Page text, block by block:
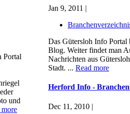
Portal
und
more
Jan 9, 2011 |
Das Gütersloh Info Portal
Blog. Weiter findet man
Nachrichten aus
Stadt. ... Read more
Herford Info -
Dec 11, 2010 |